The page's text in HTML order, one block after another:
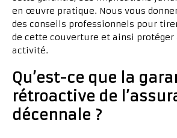
en œuvre pratique. Nous vous
des conseils professionnels pour
de cette couverture et ainsi protéger
activité.
Qu’est-ce que la
rétroactive de
décennale ?